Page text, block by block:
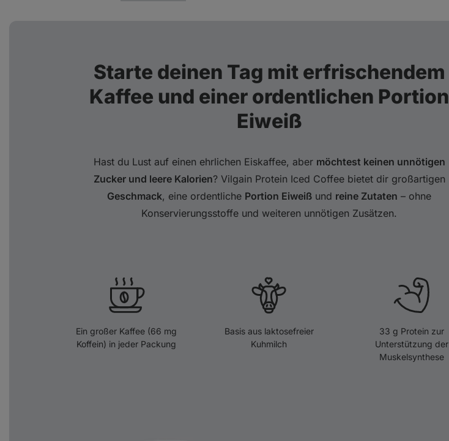
Starte deinen Tag mit erfrischendem
Kaffee und einer ordentlichen Portion
Eiweiß
Hast du Lust auf einen ehrlichen Eiskaffee, aber möchtest keinen unnötigen
Zucker und leere Kalorien? Vilgain Protein Iced Coffee bietet dir großartigen
Geschmack, eine ordentliche Portion Eiweiß und reine Zutaten – ohne
Konservierungsstoffe und weiteren unnötigen Zusätzen.
Ein großer Kaffee (66 mg
Koffein) in jeder Packung
Basis aus laktosefreier
Kuhmilch
33 g Protein zur
Unterstützung der
Muskelsynthese